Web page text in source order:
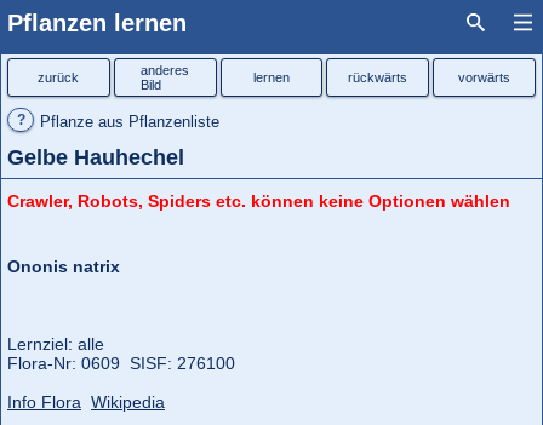
Pflanzen lernen
? Pflanze aus Pflanzenliste
Gelbe Hauhechel
zurück
anderes
Bild
lernen rückwärts vorwärts
Crawler, Robots, Spiders etc. können keine Optionen wählen
Ononis natrix
Lernziel: alle
Flora‑Nr: 0609 SISF: 276100
Info Flora Wikipedia